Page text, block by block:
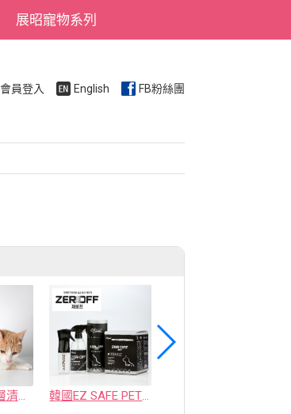
展昭寵物系列
會員登入 English FB粉絲團
Refuresh 深層清潔寵物廢毛梳 韓國EZ SAFE PET ZEROFF 消臭劑